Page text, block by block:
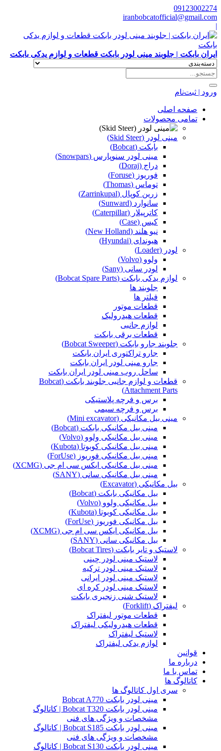
09123002274
iranbobcatofficial@gmail.com
|
ایران بابکت | جلوبند مینی لودر بابکت قطعات و لوازم یدکی بابکت
ورود | ثبت‌نام
صفحه اصلی
تمامی محصولات
مینی لودر (Skid Steer)
بابکت (Bobcat)
مینی لودر سنوپارس (Snowpars)
دراج (Doraj)
فوریوز (Foruse)
توماس (Thomas)
زرین کوپال (Zarrinkupal)
سانوارد (Sunward)
کاترپیلار (Caterpillar)
کیس (Case)
نیو هلند (New Holland)
هیوندای (Hyundai)
لودر (Loader)
ولوو (Volvo)
لودر سانی (Sany)
لوازم یدکی بابکت (Bobcat Spare Parts)
جلوبند ها
فیلتر ها
قطعات موتور
قطعات هیدرولیک
لوازم جانبی
قطعات برقی بابکت
جلوبند جارو بابکت (Bobcat Sweeper)
جارو تراکتوری ایران بابکت
جارو مینی لودر ایران بابکت
ساحل روب مینی لودر ایران بابکت
قطعات و لوازم جانبی جلوبند بابکت (Bobcat
Attachment Parts)
برس و فرچه پلاستیکی
برس و فرچه سیمی
مینی بیل مکانیکی (Mini excavator)
مینی بیل مکانیکی بابکت (Bobcat)
مینی بیل مکانیکی ولوو (Volvo)
مینی بیل مکانیکی کوبوتا (Kubota)
مینی بیل مکانیکی فوریوز (ForUse)
مینی بیل مکانیکی ایکس سی ام جی (XCMG)
مینی بیل مکانیکی سانی (SANY)
بیل مکانیکی (Excavator)
بیل مکانیکی بابکت (Bobcat)
بیل مکانیکی ولوو (Volvo)
بیل مکانیکی کوبوتا (Kubota)
بیل مکانیکی فوریوز (ForUse)
بیل مکانیکی ایکس سی ام جی (XCMG)
بیل مکانیکی سانی (SANY)
لاستیک و تایر بابکت (Bobcat Tires)
لاستیک مینی لودر چینی
لاستیک مینی لودر ترکیه
لاستیک مینی لودر ایرانی
لاستیک مینی لودر کره ای
لاستیک شنی زنجیری بابکت
لیفتراک (Forklift)
قطعات موتور لیفتراک
قطعات هیدرولیکی لیفتراک
لاستیک لیفتراک
لوازم یدکی لیفتراک
قوانین
درباره ما
تماس با ما
کاتالوگ ها
سری اول کاتالوگ ها
مینی لودر بابکت Bobcat A770
مینی لودر بابکت Bobcat T320 | کاتالوگ
مشخصات و ویژگی های فنی
مینی لودر بابکت Bobcat S185 | کاتالوگ
مشخصات و ویژگی های فنی
مینی لودر بابکت Bobcat S130 | کاتالوگ